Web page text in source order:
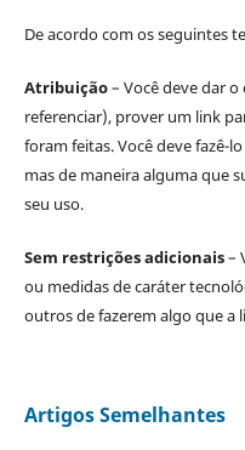
De acordo com os seguintes
Atribuição– Você deve dar
referenciar), prover um link
foram feitas. Você deve fazê-
mas de maneira alguma que
seu uso.
Sem restrições adicionais–
ou medidas de caráter
outros de fazerem algo que a
Artigos Semelhantes